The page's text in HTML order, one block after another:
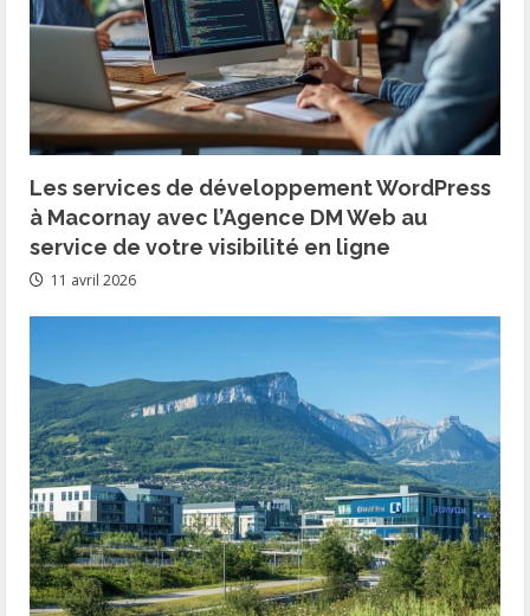
Les services de développement WordPress
à Macornay avec l’Agence DM Web au
service de votre visibilité en ligne
11 avril 2026